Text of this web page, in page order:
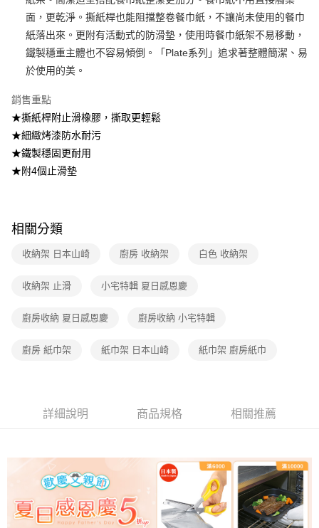
【注意事項】
1.本服務係由「台灣大哥大股份有限公司」（以下簡稱本公司）所提供，讓
用戶於交易時，得透過本服務購買商品或服務，並由商店將買賣／分期付款
買賣價金債權讓與本公司後，依約使用本公司帳單繳交帳款。
2.基於同意付款使用「大哥付你分期」之契約關係目的，商店將以您的個人
由本公司與您本人進行分期帳單所需資料之確認、核對及更正。
3.完整用戶服務條款，請詳閱以下連結：
每筆NT$100，滿NT$499(含以上)免運費
付款後7-11取貨
每筆NT$100，滿NT$499(含以上)免運費
每筆NT$150，滿NT$299(含以上)免運費
面，更乾淨。撕紙桿也能阻擋整卷餐巾紙，不讓尚未使用的餐巾
紙落出來。更附有活動式的防滑墊，使用時餐巾紙架不易移動，
鐵製穩重主體也不容易傾倒。「Plate系列」追求著整體簡潔、易
於使用的美。
銷售重點
★撕紙桿附止滑橡膠，撕取更輕鬆
★細緻烤漆防水耐污
★鐵製穩固更耐用
★附4個止滑墊
相關分類
收納架 日本山崎 廚房 收納架 白色 收納架
收納架 止滑 小宅特輯 夏日感恩慶
廚房收納 夏日感恩慶 廚房收納 小宅特輯
廚房 紙巾架 紙巾架 日本山崎 紙巾架 廚房紙巾
詳細說明 商品規格 相關推薦